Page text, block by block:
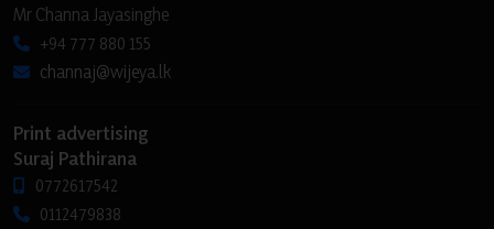
Mr Channa Jayasinghe
+94 777 880 155
channaj@wijeya.lk
Print advertising
Suraj Pathirana
0772617542
0112479838